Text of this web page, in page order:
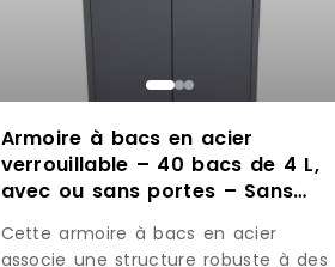
Armoire à bacs en acier
verrouillable – 40 bacs de 4 L,
avec ou sans portes – Sans
Cette armoire à bacs en acier
associe une structure robuste à des